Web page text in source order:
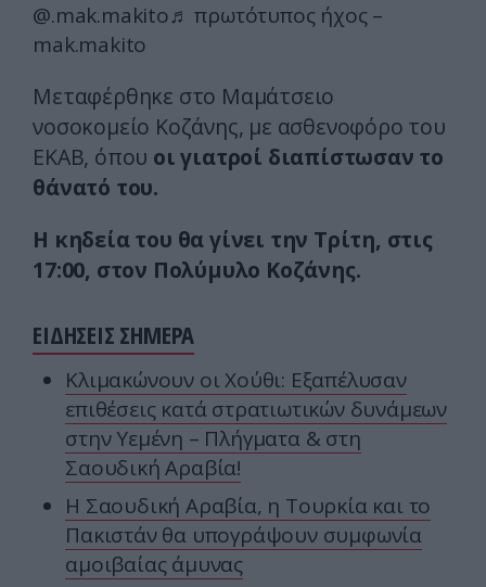
@.mak.makito♬ πρωτότυπος ήχος –
mak.makito
Μεταφέρθηκε στο Μαμάτσειο
νοσοκομείο Κοζάνης, με ασθενοφόρο του
ΕΚΑΒ, όπου οι γιατροί διαπίστωσαν το
θάνατό του.
Η κηδεία του θα γίνει την Τρίτη, στις
17:00, στον Πολύμυλο Κοζάνης.
ΕΙΔΗΣΕΙΣ ΣΗΜΕΡΑ
Κλιμακώνουν οι Χούθι: Eξαπέλυσαν
επιθέσεις κατά στρατιωτικών δυνάμεων
στην Υεμένη – Πλήγματα & στη
Σαουδική Αραβία!
Η Σαουδική Αραβία, η Τουρκία και το
Πακιστάν θα υπογράψουν συμφωνία
αμοιβαίας άμυνας